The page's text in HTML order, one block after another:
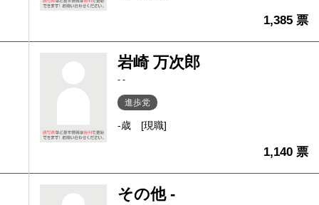
1,385 票
岩崎 万次郎
- -
進歩党
-歳 [現職]
1,140 票
その他 -